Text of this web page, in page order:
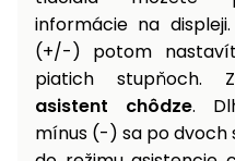
informácie na
(+/-) potom
piatich stupňoch.
asistent chôdze.
mínus (-) sa po dvoch